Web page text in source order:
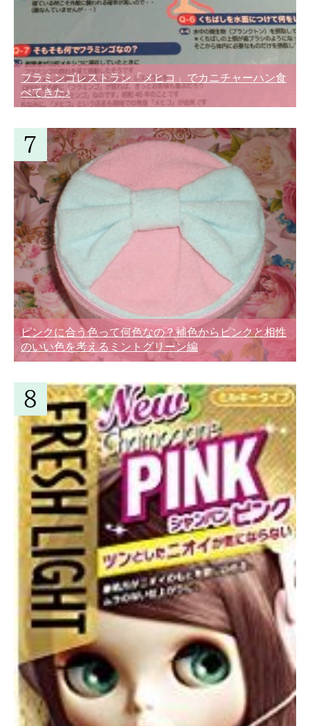
フラミンゴレストラン「メヒコ」でカニチャーハン食
べてきた♪
ピンクに合う色って何色なの？補色からピンクと相性
のいい色を考えるミントグリーン編